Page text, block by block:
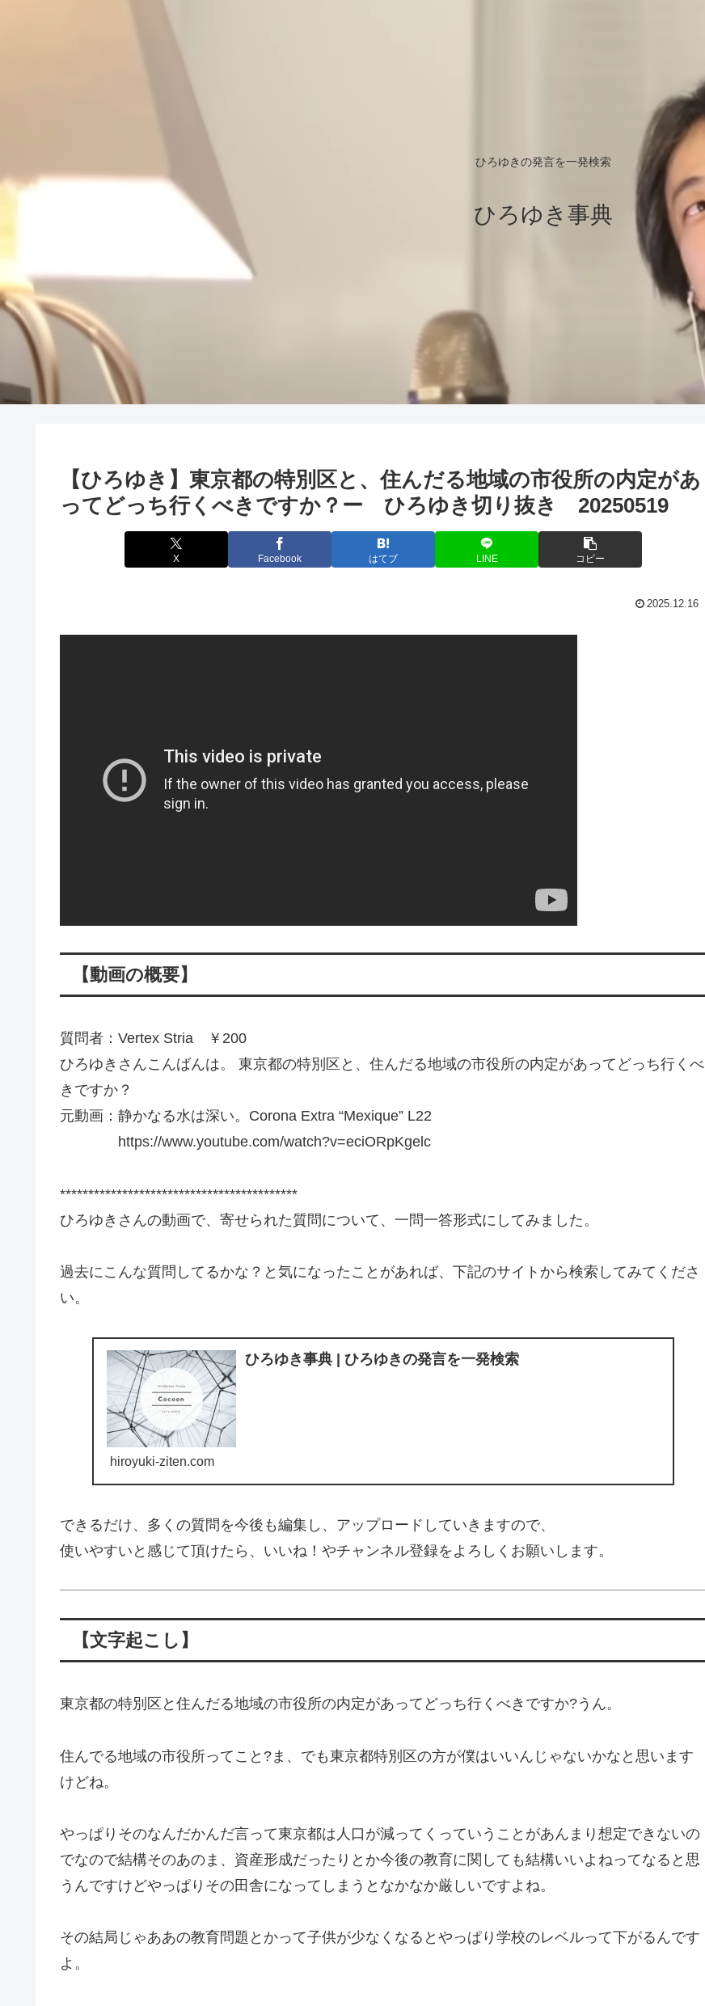
ひろゆきの発言を一発検索
ひろゆき事典
【ひろゆき】東京都の特別区と、住んだる地域の市役所の内定があ
ってどっち行くべきですか？ー ひろゆき切り抜き 20250519
X Facebook はてブ LINE コピー
2025.12.16
【動画の概要】
質問者：Vertex Stria ￥200
ひろゆきさんこんばんは。 東京都の特別区と、住んだる地域の市役所の内定があってどっち行くべ
きですか？
元動画：静かなる水は深い。Corona Extra “Mexique” L22
https://www.youtube.com/watch?v=eciORpKgelc
******************************************
ひろゆきさんの動画で、寄せられた質問について、一問一答形式にしてみました。
過去にこんな質問してるかな？と気になったことがあれば、下記のサイトから検索してみてくださ
い。
ひろゆき事典 | ひろゆきの発言を一発検索
hiroyuki-ziten.com
できるだけ、多くの質問を今後も編集し、アップロードしていきますので、
使いやすいと感じて頂けたら、いいね！やチャンネル登録をよろしくお願いします。
【文字起こし】
東京都の特別区と住んだる地域の市役所の内定があってどっち行くべきですか?うん。
住んでる地域の市役所ってこと?ま、でも東京都特別区の方が僕はいいんじゃないかなと思います
けどね。
やっぱりそのなんだかんだ言って東京都は人口が減ってくっていうことがあんまり想定できないの
でなので結構そのあのま、資産形成だったりとか今後の教育に関しても結構いいよねってなると思
うんですけどやっぱりその田舎になってしまうとなかなか厳しいですよね。
その結局じゃああの教育問題とかって子供が少なくなるとやっぱり学校のレベルって下がるんです
よ。